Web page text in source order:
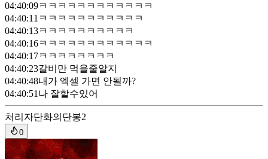
04:40:09ㅋㅋㅋㅋㅋㅋㅋㅋㅋㅋㅋㅋ
04:40:11 ㅋㅋㅋㅋㅋㅋㅋㅋㅋㅋㅋ
04:40:13ㅋㅋㅋㅋㅋㅋㅋㅋㅋㅋ
04:40:16ㅋㅋㅋㅋㅋㅋㅋㅋㅋㅋㅋㅋ
04:40:17ㅋㅋㅋㅋㅋㅋㅋㅋ
04:40:23갈비만 먹을줄알지
04:40:48내가 엑셀 가면 안될까?
04:40:51 나 잘할수있어
처리자단화의단봉2
0